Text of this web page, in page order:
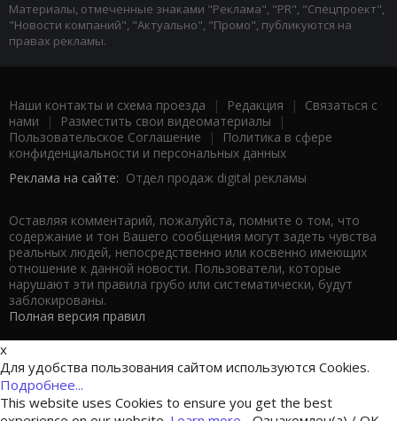
Материалы, отмеченные знаками "Реклама", "PR", "Спецпроект",
"Новости компаний", "Актуально", "Промо", публикуются на
правах рекламы.
Наши контакты и схема проезда | Редакция | Связаться с
нами | Разместить свои видеоматериалы |
Пользовательское Соглашение |
Политика в сфере
конфиденциальности и персональных данных
Реклама на сайте: Отдел продаж digital рекламы
Оставляя комментарий, пожалуйста, помните о том, что
содержание и тон Вашего сообщения могут задеть чувства
реальных людей, непосредственно или косвенно имеющих
отношение к данной новости. Пользователи, которые
нарушают эти правила грубо или систематически, будут
заблокированы.
Полная версия правил
x
Для удобства пользования сайтом используются Cookies.
Подробнее...
This website uses Cookies to ensure you get the best